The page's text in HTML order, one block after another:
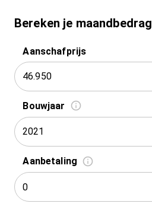
Bereken je maandbedrag
Aanschafprijs
Bouwjaar
2021
Aanbetaling